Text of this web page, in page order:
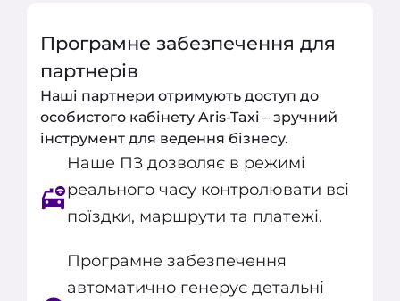
Програмне забезпечення для
партнерів
Наші партнери отримують доступ до
особистого кабінету Aris-Taxi – зручний
інструмент для ведення бізнесу.
Наше ПЗ дозволяє в режимі
реального часу контролювати всі
поїздки, маршрути та платежі.
Програмне забезпечення
автоматично генерує детальні